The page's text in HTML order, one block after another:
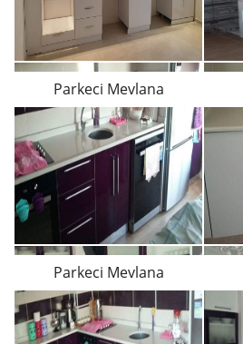
Parkeci Mevlana
Parkeci Mevlana